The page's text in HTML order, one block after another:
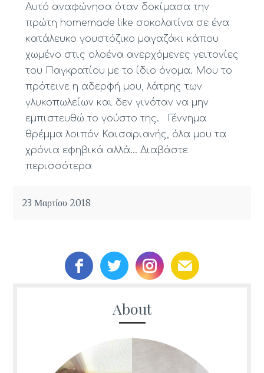
Αυτό αναφώνησα όταν δοκίμασα την
πρώτη homemade like σοκολατίνα σε ένα
κατάλευκο γουστόζικο μαγαζάκι κάπου
χωμένο στις ολοένα ανερχόμενες γειτονίες
του Παγκρατίου με το ίδιο όνομα. Μου το
πρότεινε η αδερφή μου, λάτρης των
γλυκοπωλείων και δεν γινόταν να μην
εμπιστευθώ το γούστο της. Γέννημα
θρέμμα λοιπόν Καισαριανής, όλα μου τα
χρόνια εφηβικά αλλά… Διαβάστε
περισσότερα
23 Μαρτίου 2018
About